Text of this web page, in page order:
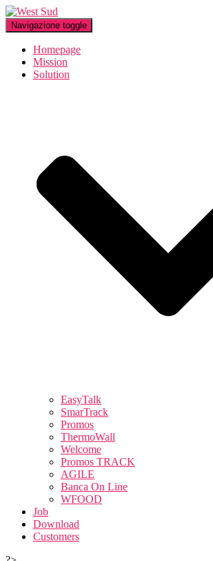
Navigazione toggle
Homepage
Mission
Solution
EasyTalk
SmarTrack
Promos
ThermoWall
Welcome
Promos TRACK
AGILE
Banca On Line
WFOOD
Job
Download
Customers